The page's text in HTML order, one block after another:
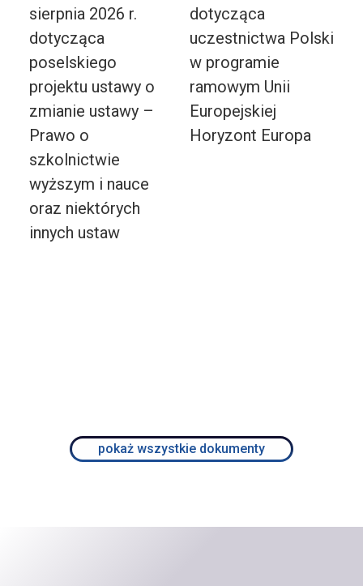
sierpnia 2026 r.
dotycząca
poselskiego
projektu ustawy o
zmianie ustawy –
Prawo o
szkolnictwie
wyższym i nauce
oraz niektórych
innych ustaw
dotycząca
uczestnictwa Polski
w programie
ramowym Unii
Europejskiej
Horyzont Europa
pokaż wszystkie dokumenty